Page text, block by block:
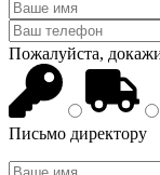
Пожалуйста,
Письмо директору